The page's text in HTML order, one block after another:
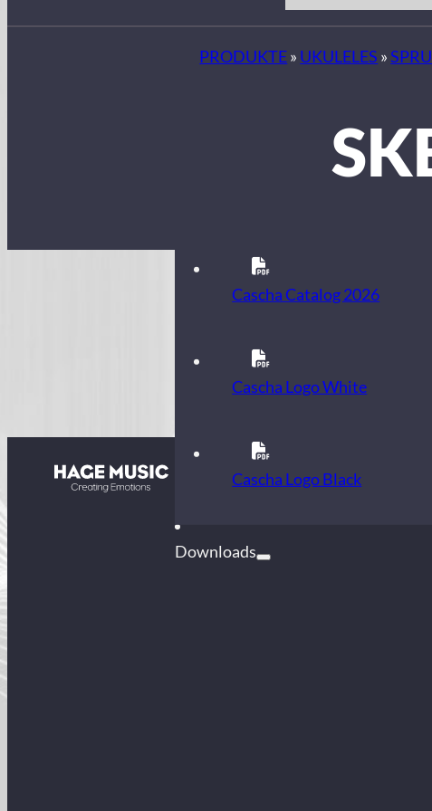
PRODUKTE» UKULELES »
Kontakt
Downloads
Cascha Catalog 2026
Cascha Logo White
Cascha Logo Black